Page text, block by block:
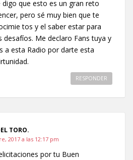
digo que esto es un gran reto
pero sé muy bien que te
tos y el saber estar para
desafíos. Me declaro Fans tuya y
a esta Radio por darte esta
RESPONDER
TORO.
2017 a las 12:17 pm
por tu Buen